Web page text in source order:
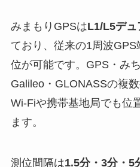
みまもりGPSはL1/L5デュ
ており、従来の1周波
位が可能です。GPS・み
Galileo・GLONASSの複
Wi-Fiや携帯基地局でも位
ます。
測位間隔は1.5分・3分・5